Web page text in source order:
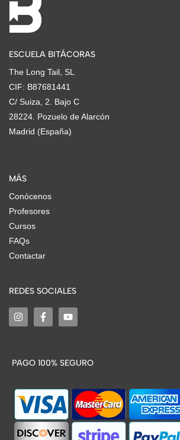
ESCUELA BITÁCORAS
The Long Tail, SL
CIF: B87681441
C/ Suiza, 2. Bajo C
28224. Pozuelo de Alarcón
Madrid (España)
MÁS
Conócenos
Profesores
Cursos
FAQs
Contactar
REDES SOCIALES
PAGO 100% SEGURO